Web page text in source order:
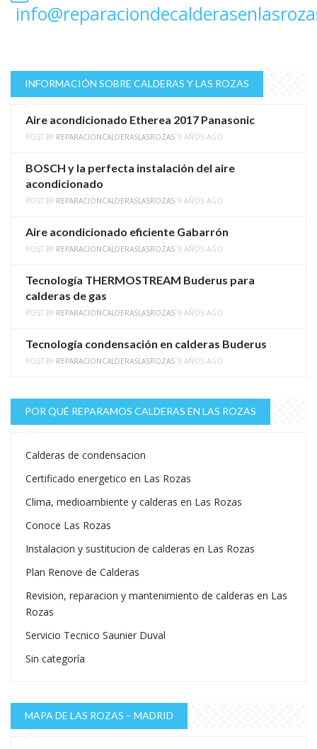
INFORMACIÓN SOBRE CALDERAS Y LAS ROZAS
Aire acondicionado Etherea 2017 Panasonic
POST BY REPARACIONCALDERASLASROZAS 9 AÑOS AGO
BOSCH y la perfecta instalación del aire
acondicionado
POST BY REPARACIONCALDERASLASROZAS 9 AÑOS AGO
Aire acondicionado eficiente Gabarrón
POST BY REPARACIONCALDERASLASROZAS 9 AÑOS AGO
Tecnología THERMOSTREAM Buderus para
calderas de gas
POST BY REPARACIONCALDERASLASROZAS 9 AÑOS AGO
Tecnología condensación en calderas Buderus
POST BY REPARACIONCALDERASLASROZAS 9 AÑOS AGO
POR QUÉ REPARAMOS CALDERAS EN LAS ROZAS
Calderas de condensacion
Certificado energetico en Las Rozas
Clima, medioambiente y calderas en Las Rozas
Conoce Las Rozas
Instalacion y sustitucion de calderas en Las Rozas
Plan Renove de Calderas
Revision, reparacion y mantenimiento de calderas en Las
Rozas
Servicio Tecnico Saunier Duval
Sin categoría
MAPA DE LAS ROZAS – MADRID